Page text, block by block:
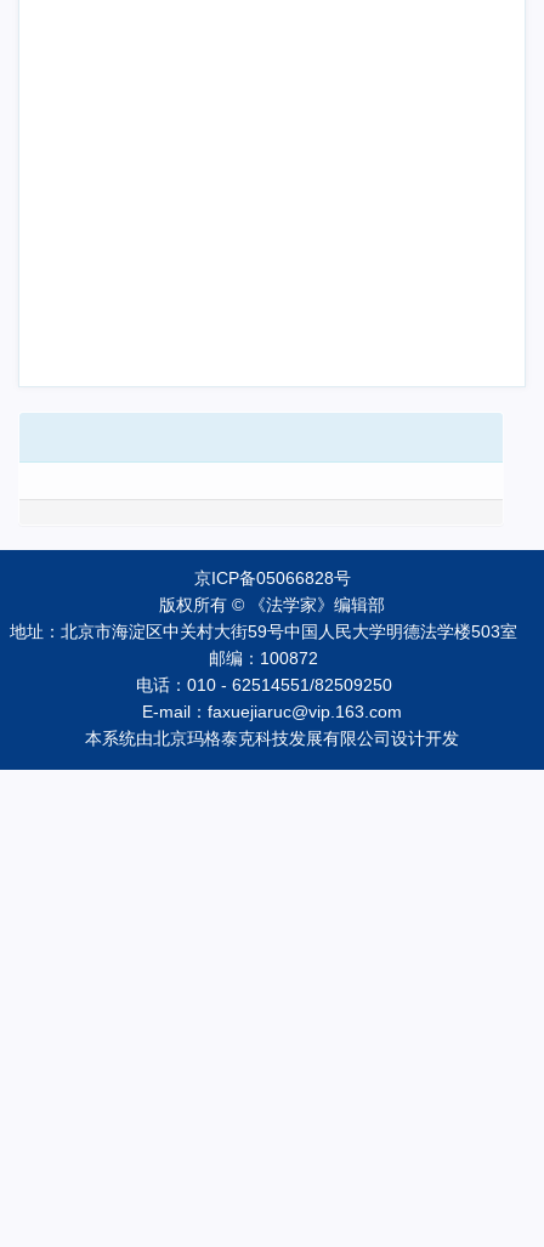
京ICP备05066828号
版权所有 © 《法学家》编辑部
地址：北京市海淀区中关村大街59号中国人民大学明德法学楼503室
邮编：100872
电话：010 - 62514551/82509250
E-mail：faxuejiaruc@vip.163.com
本系统由北京玛格泰克科技发展有限公司设计开发